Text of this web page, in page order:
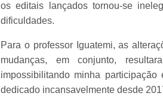
os editais lançados tornou-se
dificuldades.
Para o professor Iguatemi, as
mudanças, em conjunto,
impossibilitando minha
dedicado incansavelmente desde